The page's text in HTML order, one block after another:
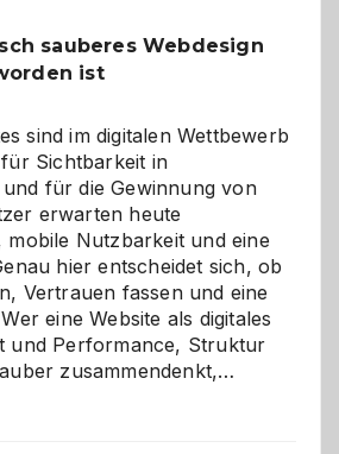
sauberes Webdesign
ist
sind im digitalen Wettbewerb
Sichtbarkeit in
für die Gewinnung von
erwarten heute
mobile Nutzbarkeit und eine
hier entscheidet sich, ob
Vertrauen fassen und eine
eine Website als digitales
und Performance, Struktur
zusammendenkt,…